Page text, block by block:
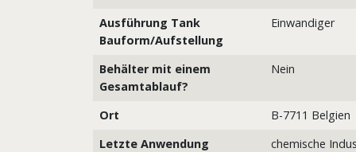
Ausführung Tank
Bauform/Aufstellung
Einwandiger
Behälter mit einem
Gesamtablauf?
Nein
Ort
B-7711 Belgien
Letzte Anwendung
chemische